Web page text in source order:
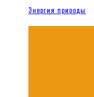
Энергия природы